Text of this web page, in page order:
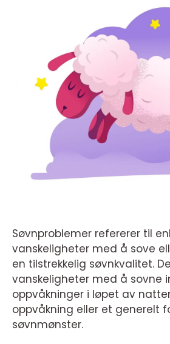
Søvnproblemer refererer til
vanskeligheter med å sove
en tilstrekkelig søvnkvalitet.
vanskeligheter med å sovne
oppvåkninger i løpet av
oppvåkning eller et generelt
søvnmønster.